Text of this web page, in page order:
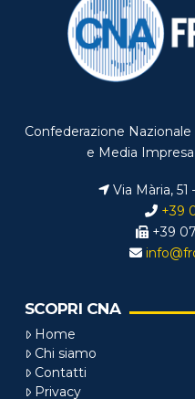
Confederazione
e Media
Via Mària,
+39
+39
SCOPRI CNA
Home
Chi siamo
Contatti
Privacy